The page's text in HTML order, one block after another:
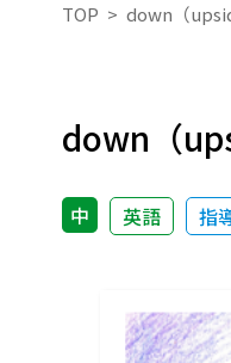
TOP down（
down（
中 英語 指